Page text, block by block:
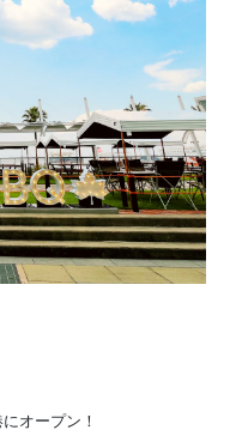
オープン！